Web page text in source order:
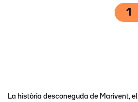
1
La història desconeguda de Marivent, el